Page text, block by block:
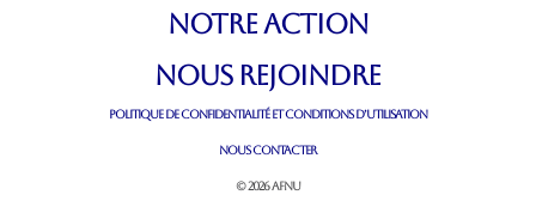
NOTRE ACTION
NOUS REJOINDRE
POLITIQUE DE CONFIDENTIALITÉ ET CONDITIONS D’UTILISATION
NOUS CONTACTER
© 2026 AFNU